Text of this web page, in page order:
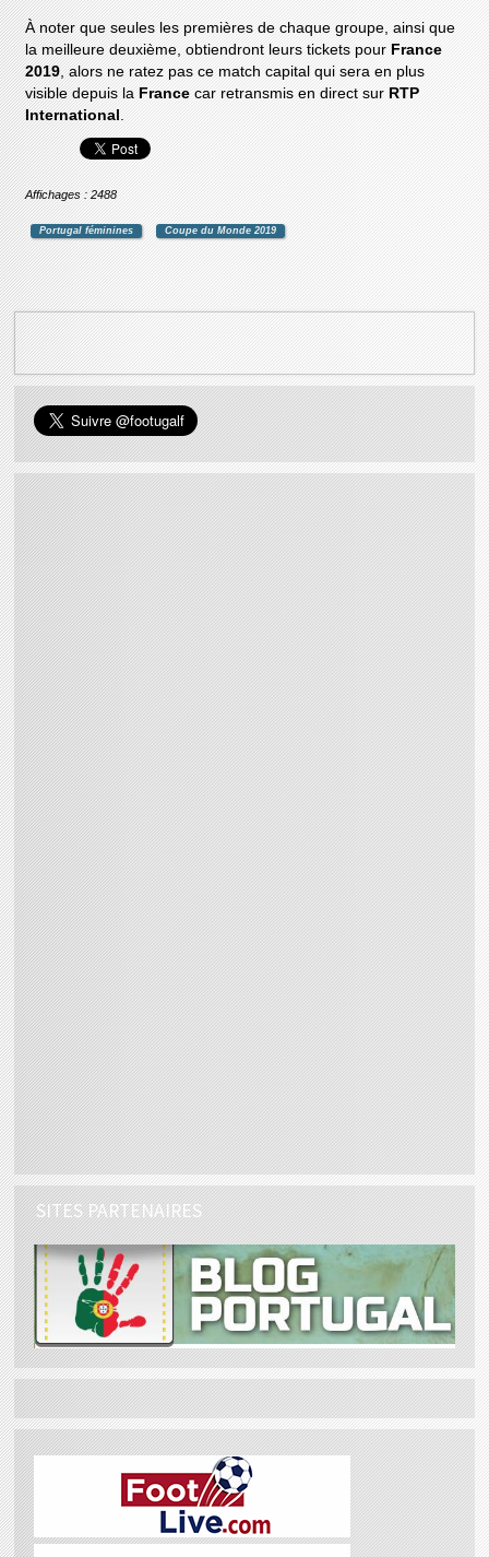
À noter que seules les premières de chaque groupe, ainsi que
la meilleure deuxième, obtiendront leurs tickets pour France
2019, alors ne ratez pas ce match capital qui sera en plus
visible depuis la France car retransmis en direct sur RTP
International .
Affichages : 2488
Portugal féminines Coupe du Monde 2019
SITES PARTENAIRES